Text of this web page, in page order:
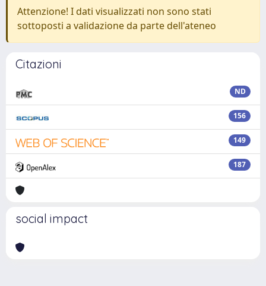
Attenzione! I dati visualizzati non sono stati
sottoposti a validazione da parte dell'ateneo
Citazioni
ND
156
149
187
social impact